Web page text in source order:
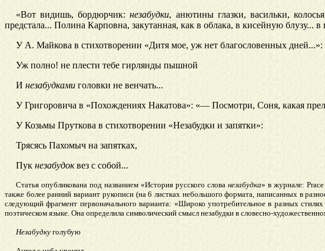
«Вот видишь, бордюрчик:незабудки, анютины глазки, васильки,
предстала... Полина Карповна, закутанная, как в облака, в кисейную блузу...
У А. Майкова в стихотворении «Дитя мое, уж нет благословенных дней...»:
Уж полно! не плести тебе гирлянды пышной
И незабудкамиголовки не венчать...
У Григоровича в «Похождениях Накатова»: «— Посмотри, Соня, какая
УКозьмы Пруткова в стихотворении «Незабудки и запятки»:
Трясясь Пахомыч на запятках,
Пук незабудоквез с собой...
Статья опубликована под названием «История русского слова незабудка» в журнале:
также более ранний вариант рукописи (на 6 листках небольшого формата, написанных в
следующий фрагмент первоначального варианта: «Широко употребительное в разных стилях
поэтическом языке. Она определила символический смысл незабудки в словесно-
Незабудкуголубую